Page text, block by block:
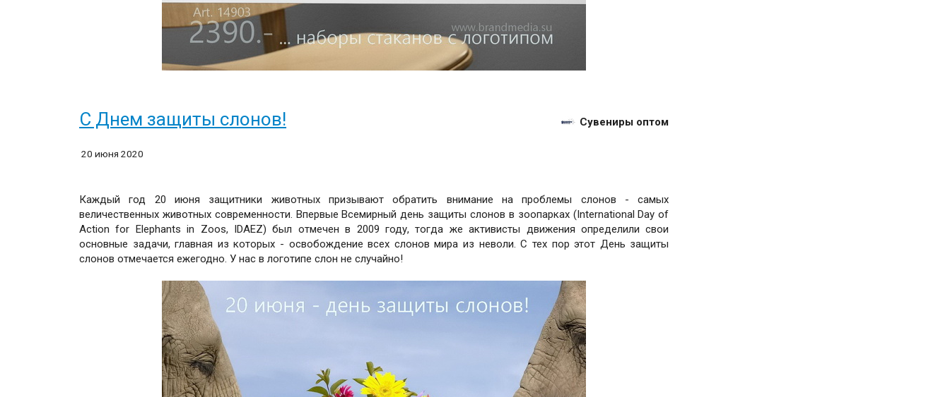
С Днем защиты слонов! Сувениры оптом
20 июня 2020
Каждый год 20 июня защитники животных призывают обратить внимание на проблемы слонов - самых
величественных животных современности. Впервые Всемирный день защиты слонов в зоопарках (International Day of
Action for Elephants in Zoos, IDAEZ) был отмечен в 2009 году, тогда же активисты движения определили свои
основные задачи, главная из которых - освобождение всех слонов мира из неволи. С тех пор этот День защиты
слонов отмечается ежегодно. У нас в логотипе слон не случайно!